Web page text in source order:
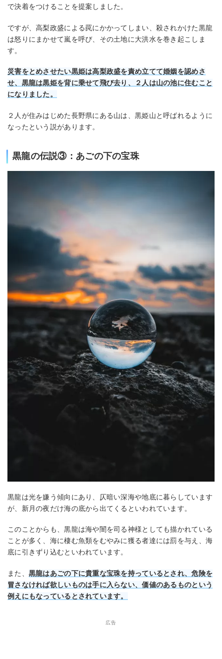
で決着をつけることを提案しました。
ですが、高梨政盛による罠にかかってしまい、殺されかけた黒龍
は怒りにまかせて嵐を呼び、その土地に大洪水を巻き起こしま
す。
災害をとめさせたい黒姫は高梨政盛を責め立てて婚姻を認めさ
せ、黒龍は黒姫を背に乗せて飛び去り、２人は山の池に住むこと
になりました。
２人が住みはじめた長野県にある山は、黒姫山と呼ばれるように
なったという説があります。
黒龍の伝説③：あごの下の宝珠
黒龍は光を嫌う傾向にあり、仄暗い深海や地底に暮らしています
が、新月の夜だけ海の底から出てくるといわれています。
このことからも、黒龍は海や闇を司る神様としても描かれている
ことが多く、海に棲む魚類をむやみに獲る者達には罰を与え、海
底に引きずり込むといわれています。
また、 黒龍はあごの下に貴重な宝珠を持っているとされ、危険を
冒さなければ欲しいものは手に入らない、価値のあるものという
例えにもなっているとされています。
広告